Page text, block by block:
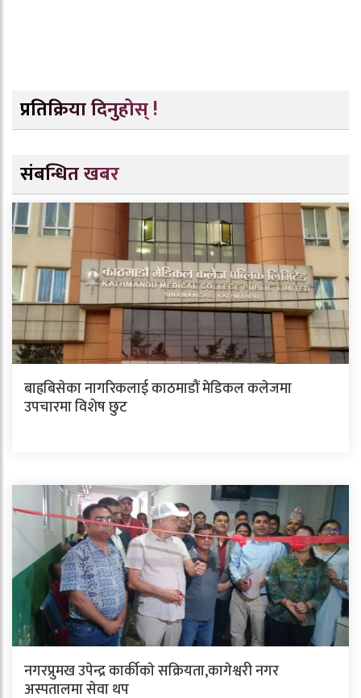
प्रतिक्रिया दिनुहोस् !
संबन्धित खबर
बाह्रबिसेका नागरिकलाई काठमाडौं मेडिकल कलेजमा
उपचारमा विशेष छुट
नगरप्रुमख उपेन्द्र कार्कीकाे सक्रियता,कागेश्वरी नगर
अस्पतालमा सेवा थप